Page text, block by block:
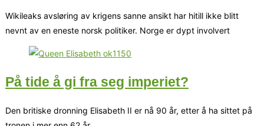
Wikileaks avsløring av krigens sanne ansikt har hitill ikke blitt
nevnt av en eneste norsk politiker. Norge er dypt involvert
På tide å gi fra seg imperiet?
Den britiske dronning Elisabeth II er nå 90 år, etter å ha sittet på